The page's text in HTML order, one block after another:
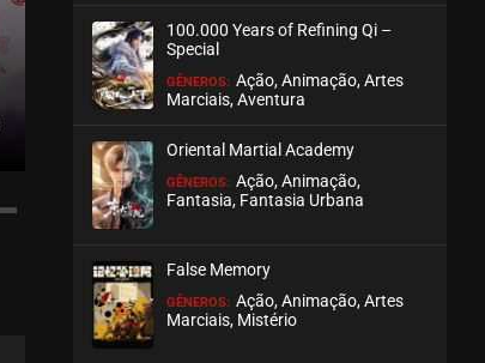
ASSISTIDO
ASSISTIDO
EPISÓDIO 209
ASSISTIDO
NIAN
100.000 Years of Refining Qi –
Special
GÊNEROS: Ação, Animação, Artes
Marciais, Aventura
Oriental Martial Academy
GÊNEROS: Ação, Animação,
Fantasia, Fantasia Urbana
False Memory
GÊNEROS: Ação, Animação, Artes
Marciais, Mistério